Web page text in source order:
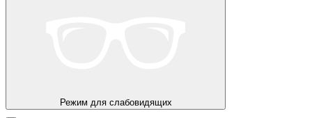
Режим для слабовидящих